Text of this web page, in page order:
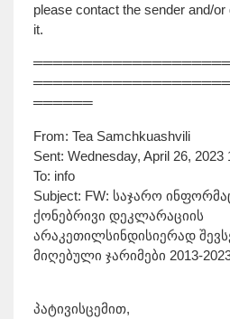
please contact the sender and/or
it.
══════
From: Tea Samchkuashvili
Sent: Wednesday, April 26, 2023
To: info
Subject: FW: საჯარო
ქონებრივი დეკლარაციის
არაკეთილსინდისიერად
მიღებული ჯარიმები 2013-
პატივისცემით,